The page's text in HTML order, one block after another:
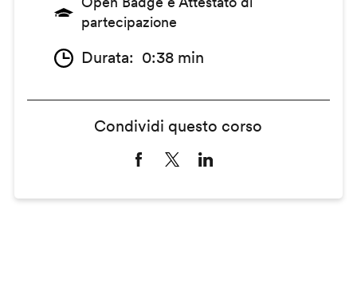
partecipazione
Durata 0:38 min
Condividi questo corso